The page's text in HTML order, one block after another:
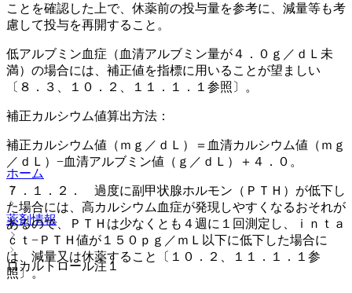
ことを確認した上で、休薬前の投与量を参考に、減量等も考
慮して投与を再開すること。
低アルブミン血症（血清アルブミン量が４．０ｇ／ｄＬ未
満）の場合には、補正値を指標に用いることが望ましい
〔８．３、１０．２、１１．１．１参照〕。
補正カルシウム値算出方法：
補正カルシウム値（ｍｇ／ｄＬ）＝血清カルシウム値（ｍｇ
／ｄＬ）−血清アルブミン値（ｇ／ｄＬ）＋４．０。
７．１．２． 過度に副甲状腺ホルモン（ＰＴＨ）が低下し
た場合には、高カルシウム血症が発現しやすくなるおそれが
あるので、ＰＴＨは少なくとも４週に１回測定し、ｉｎｔａ
ｃｔ−ＰＴＨ値が１５０ｐｇ／ｍＬ以下に低下した場合に
は、減量又は休薬すること〔１０．２、１１．１．１参
照〕。
ホーム
薬剤情報
ロカルトロール注１